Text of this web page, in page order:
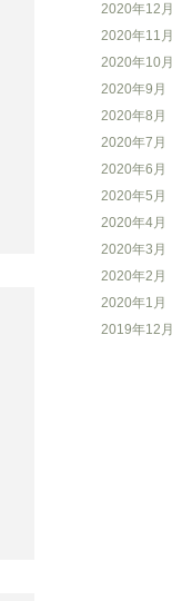
2020年12月
2020年11月
2020年10月
2020年9月
2020年8月
2020年7月
2020年6月
2020年5月
2020年4月
2020年3月
2020年2月
2020年1月
2019年12月